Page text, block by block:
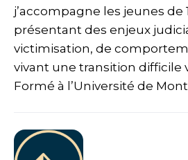
j’accompagne les jeunes de
présentant des enjeux
victimisation, de
vivant une transition difficile
Formé à l’Université de